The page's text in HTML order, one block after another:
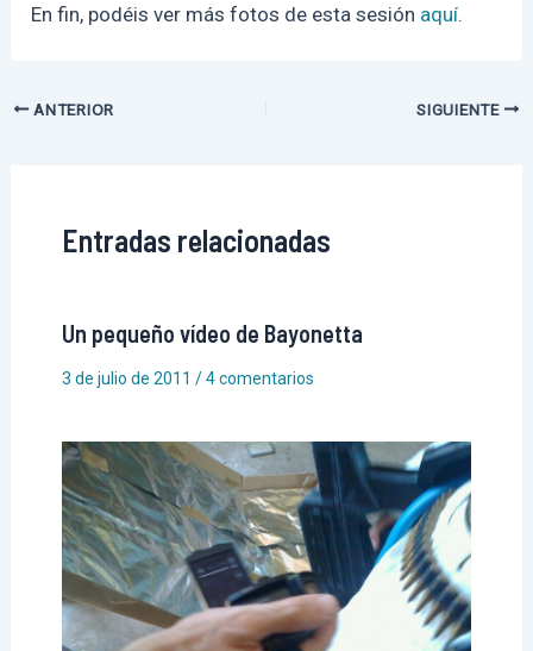
En fin, podéis ver más fotos de esta sesión aquí.
Navegación
ANTERIOR SIGUIENTE
Entradas relacionadas
Un pequeño vídeo de Bayonetta
3 de julio de 2011 /4 comentarios